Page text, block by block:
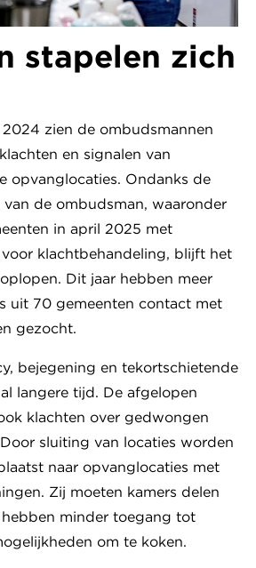
stapelen zich
zien de ombudsmannen
en signalen van
opvanglocaties. Ondanks de
de ombudsman, waaronder
in april 2025 met
klachtbehandeling, blijft het
Dit jaar hebben meer
uit 70 gemeenten contact met
gezocht.
bejegening en tekortschietende
langere tijd. De afgelopen
klachten over gedwongen
sluiting van locaties worden
naar opvanglocaties met
Zij moeten kamers delen
minder toegang tot
om te koken.